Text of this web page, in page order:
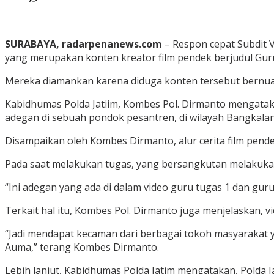
SURABAYA, radarpenanews.com – Respon cepat Subdit
yang merupakan konten kreator film pendek berjudul
Mereka diamankan karena diduga konten tersebut
Kabidhumas Polda Jatiim, Kombes Pol. Dirmanto
adegan di sebuah pondok pesantren, di wilayah
Disampaikan oleh Kombes Dirmanto, alur cerita film
Pada saat melakukan tugas, yang bersangkutan
“Ini adegan yang ada di dalam video guru tugas 1 dan
Terkait hal itu, Kombes Pol. Dirmanto juga menjelaskan,
“Jadi mendapat kecaman dari berbagai tokoh
Auma,” terang Kombes Dirmanto.
Lebih lanjut, Kabidhumas Polda Jatim mengatakan,